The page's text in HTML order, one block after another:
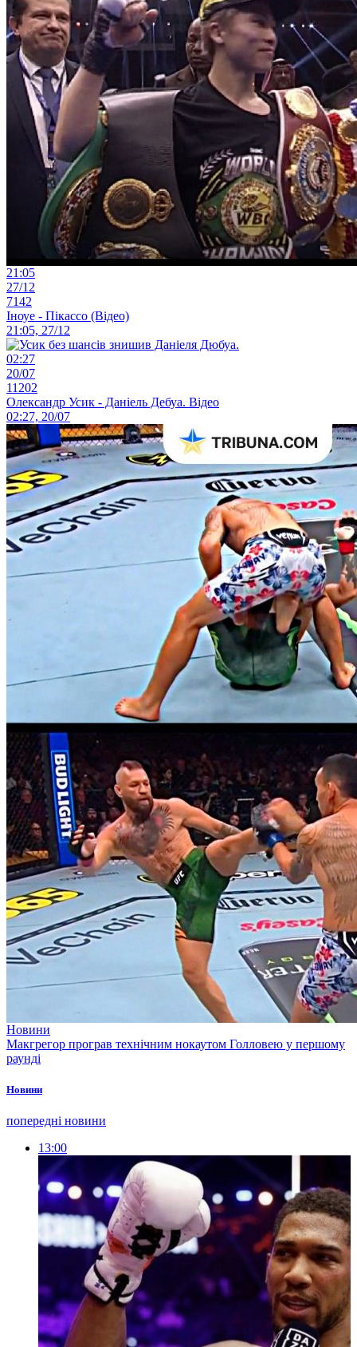
21:05
27/12
7142
Іноуе - Пікассо (Відео)
21:05, 27/12
02:27
20/07
11202
Олександр Усик - Даніель Дебуа. Відео
02:27, 20/07
Новини
Макгрегор програв технічним нокаутом Голловею у першому
раунді
Новини
попередні новини
13:00